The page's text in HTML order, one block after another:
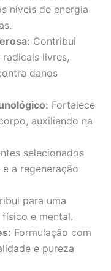
níveis de energia
Contribui
livres,
danos
Fortalece
auxiliando na
selecionados
a regeneração
para uma
e mental.
Formulação com
e pureza